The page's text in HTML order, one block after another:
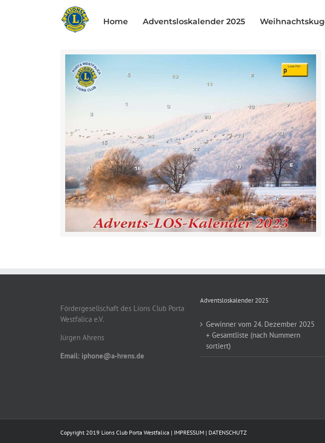
Home Adventsloskalender 2025
Fördergesellschaft des Lions Club Porta
Westfalica e.V.
Jürgen Ahrens
Email: iphone@a-hrens.de
Adventsloskalender 2025
Gewinner vom 24. Dezember 2025
+ Gesamtliste (nach Nummern
sortiert)
Copyright 2019 Lions Club Porta Westfalica | IMPRESSUM | DATENSCHUTZ